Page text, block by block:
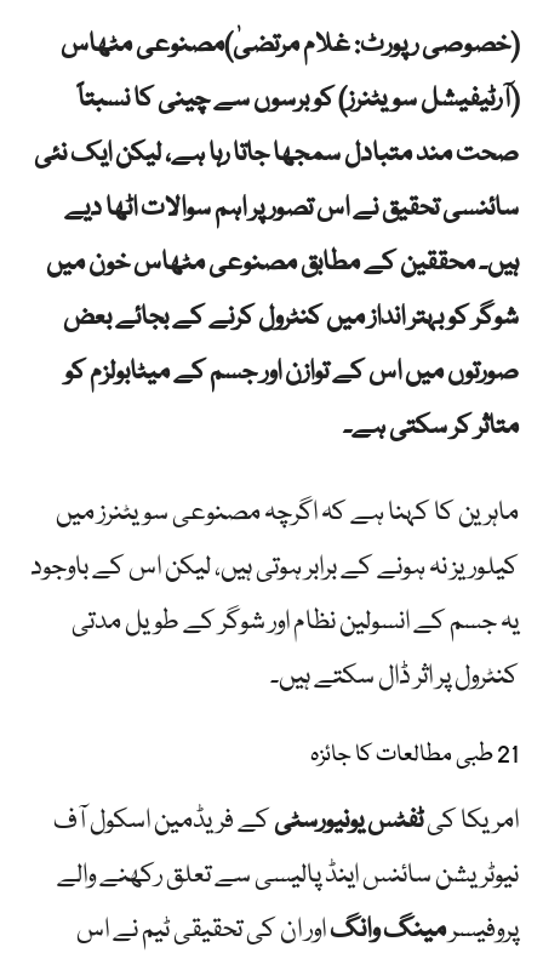
(خصوصی رپورٹ: غلام مرتضیٰ)مصنوعی مٹھاس
(آرٹیفیشل سویٹنرز) کو برسوں سے چینی کا نسبتاً
صحت مند متبادل سمجھا جاتا رہا ہے، لیکن ایک نئی
سائنسی تحقیق نے اس تصور پر اہم سوالات اٹھا دیے
ہیں۔ محققین کے مطابق مصنوعی مٹھاس خون میں
شوگر کو بہتر انداز میں کنٹرول کرنے کے بجائے بعض
صورتوں میں اس کے توازن اور جسم کے میٹابولزم کو
متاثر کر سکتی ہے۔
ماہرین کا کہنا ہے کہ اگرچہ مصنوعی سویٹنرز میں
کیلوریز نہ ہونے کے برابر ہوتی ہیں، لیکن اس کے باوجود
یہ جسم کے انسولین نظام اور شوگر کے طویل مدتی
کنٹرول پر اثر ڈال سکتے ہیں۔
21 طبی مطالعات کا جائزہ
امریکا کیٹفٹس یونیورسٹیکے فریڈمین اسکول آف
نیوٹریشن سائنس اینڈ پالیسی سے تعلق رکھنے والے
پروفیسرمینگ وانگاور ان کی تحقیقی ٹیم نے اس